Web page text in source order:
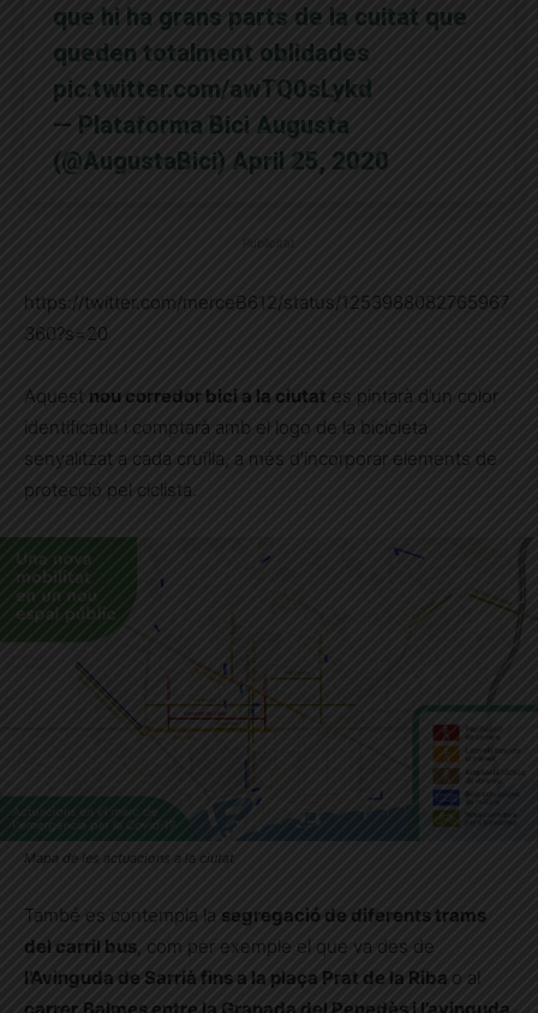
que hi ha grans parts de la cuitat que
queden totalment oblidades
pic.twitter.com/awTQ0sLykd
— Plataforma Bici Augusta
(@AugustaBici) April 25, 2020
https://twitter.com/merceB612/status/1253988082765967
360?s=20
Aquest nou corredor bici a la ciutat es pintarà d’un color
identificatiu i comptarà amb el logo de la bicicleta
senyalitzat a cada cruïlla, a més d’incorporar elements de
protecció pel ciclista.
Mapa de les actuacions a la ciutat
També es contempla la segregació de diferents trams
del carril bus, com per exemple el que va des de
l’Avinguda de Sarrià fins a la plaça Prat de la Riba o al